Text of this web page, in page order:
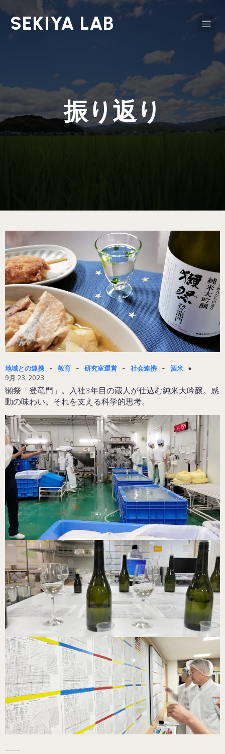
SEKIYA LAB
振り返り
地域との連携 - 教育 - 研究室運営 - 社会連携 -
酒米
9月 23, 2023
獺祭「登竜門」。入社3年目の蔵人が仕込む純米大吟醸。感
動の味わい。それを支える科学的思考。